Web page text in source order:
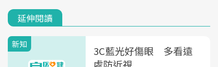
延伸閱讀
新知
3C藍光好傷眼 多看遠